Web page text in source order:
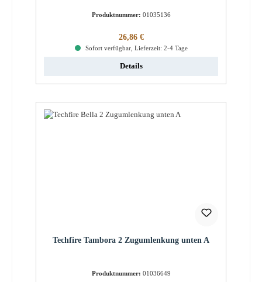
Produktnummer: 01035136
Regulärer Preis:
26,86 €
Sofort verfügbar, Lieferzeit: 2-4 Tage
Details
Techfire Tambora 2 Zugumlenkung unten A
Produktnummer: 01036649